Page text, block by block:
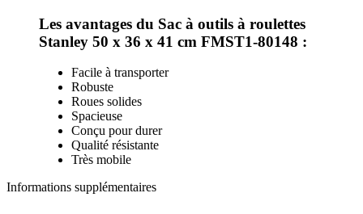
Les avantages du Sac à outils à roulettes
Stanley 50 x 36 x 41 cm FMST1-80148 :
Facile à transporter
Robuste
Roues solides
Spacieuse
Conçu pour durer
Qualité résistante
Très mobile
Informations supplémentaires